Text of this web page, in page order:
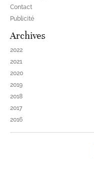
Contact
Publicité
Archives
2022
2021
2020
2019
2018
2017
2016